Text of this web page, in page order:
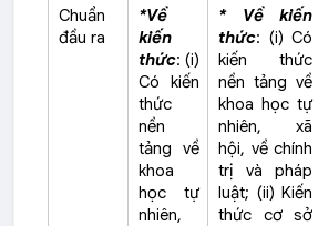
Chuẩn
đầu ra
*Về
kiến
thức: (i)
Có kiến
thức
nền
tảng về
khoa
học tự
nhiên,
* Về kiến
thức: (i) Có
kiến thức
nền tảng về
khoa học tự
nhiên, xã
hội, về chính
trị và pháp
luật; (ii) Kiến
thức cơ sở